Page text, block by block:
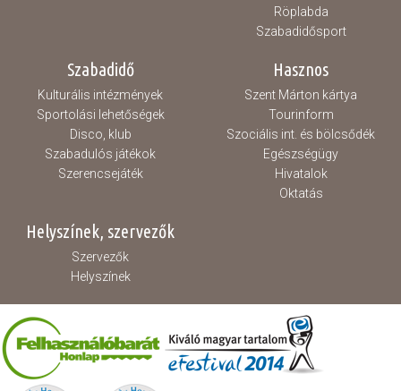
Röplabda
Szabadidősport
Szabadidő
Kulturális intézmények
Sportolási lehetőségek
Disco, klub
Szabadulós játékok
Szerencsejáték
Hasznos
Szent Márton kártya
Tourinform
Szociális int. és bölcsődék
Egészségügy
Hivatalok
Oktatás
Helyszínek, szervezők
Szervezők
Helyszínek